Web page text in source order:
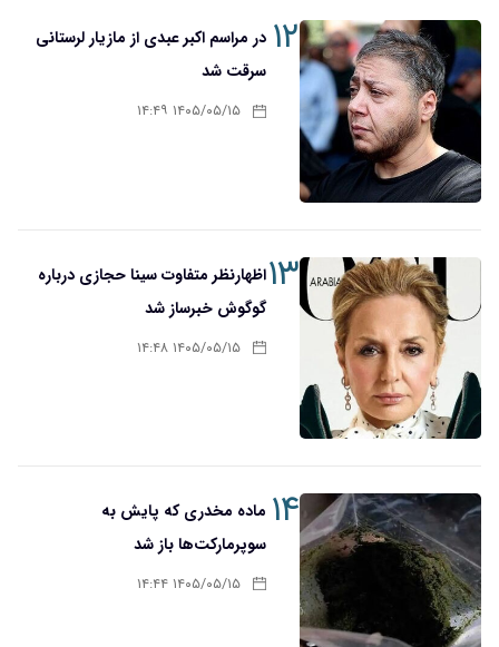
۱۲ در مراسم اکبر عبدی از مازیار لرستانی
سرقت شد
۱۴۰۵/۰۵/۱۵ ۱۴:۴۹
۱۳اظهارنظر متفاوت سینا حجازی درباره
گوگوش خبرساز شد
۱۴۰۵/۰۵/۱۵ ۱۴:۴۸
۱۴ ماده مخدری که پایش به
سوپرمارکت‌ها باز شد
۱۴۰۵/۰۵/۱۵ ۱۴:۴۴